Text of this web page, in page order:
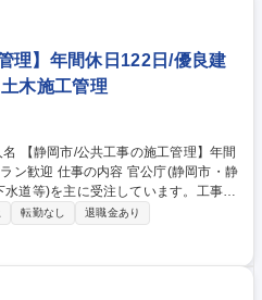
理】年間休日122日/優良建
木施工管理
庁(静岡市・静
道等)を主に受注しています。工事は
がスムーズに行われるように事前準備
■入念な打合せをはじ
資材発注など、下請け
■工事開始後は安全管理や工程管理な
成や清算などの業務 原則的に施工管
転勤なし
退職金あり